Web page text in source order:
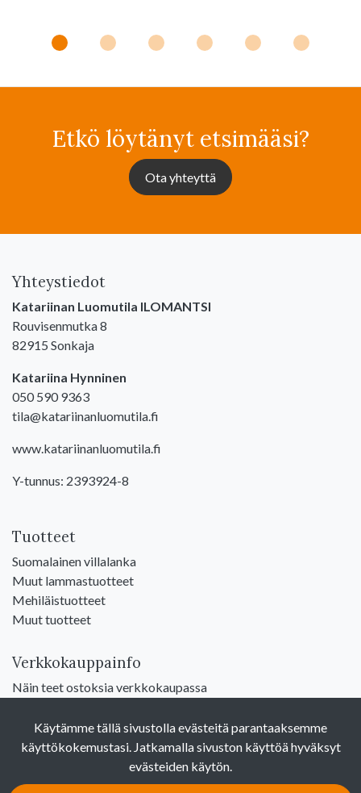
Käytämme tällä sivustolla evästeitä parantaaksemme
käyttökokemustasi. Jatkamalla sivuston käyttöä hyväksyt
evästeiden käytön.
Etkö löytänyt etsimääsi?
Ota yhteyttä
Yhteystiedot
Katariinan Luomutila ILOMANTSI
Rouvisenmutka 8
82915 Sonkaja
Katariina Hynninen
050 590 9363
tila@katariinanluomutila.fi
www.katariinanluomutila.fi
Y-tunnus: 2393924-8
Tuotteet
Suomalainen villalanka
Muut lammastuotteet
Mehiläistuotteet
Muut tuotteet
Verkkokauppainfo
Näin teet ostoksia verkkokaupassa
Toimitustavat
Maksutavat
Yhteystiedot